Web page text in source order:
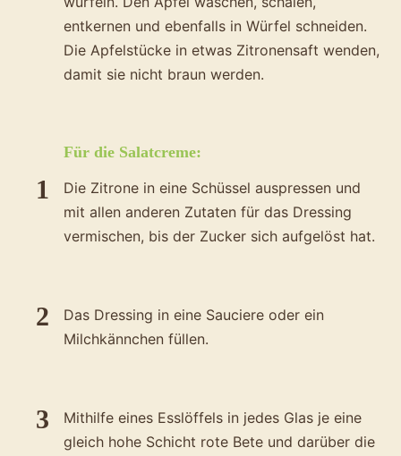
entkernen und ebenfalls in Würfel schneiden.
Die Apfelstücke in etwas Zitronensaft wenden,
damit sie nicht braun werden.
Für die Salatcreme:
Die Zitrone in eine Schüssel auspressen und
mit allen anderen Zutaten für das Dressing
vermischen, bis der Zucker sich aufgelöst hat.
Das Dressing in eine Sauciere oder ein
Milchkännchen füllen.
Mithilfe eines Esslöffels in jedes Glas je eine
gleich hohe Schicht rote Bete und darüber die